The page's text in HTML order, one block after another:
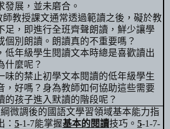
發展，並未磨合。
師教授課文通常透過範讀之後，礙於教
足，即進行全班齊聲朗讀，鮮少讓學
個別朗讀。朗讀真的不重要嗎？
低年級學生閱讀文本時總是喜歡讀出
什麼呢？
味的禁止初學文本閱讀的低年級學生
，好嗎？身為教師如何協助這些需要
的孩子進入默讀的階段呢？
微調後的國語文學習領域基本能力指
： 5-1-7能掌握基本的閱讀技巧。 5-1-7-